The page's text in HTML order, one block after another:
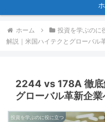
ホーム 投資を学ぶのに
解説｜米国ハイテクとグローバル
2244 vs 178A 徹底
グローバル革新企
投資を学ぶのに役に立つ